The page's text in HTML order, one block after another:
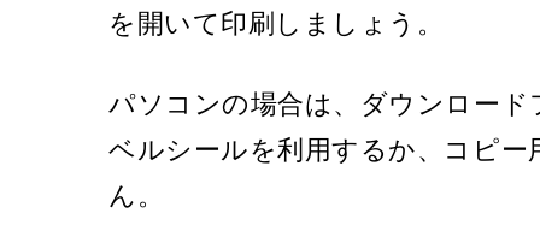
を開いて印刷しましょう。
パソコンの場合は、ダウンロー
ベルシールを利用するか、コピ
ん。